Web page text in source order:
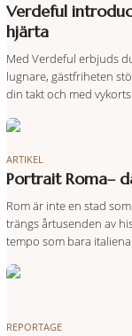
Verdeful
hjärta
Med Verdeful erbjuds
lugnare, gästfriheten
din takt och med
och sagolika landskap –
ARTIKEL
Portrait Roma–
Rom är inte en stad
trängs årtusenden av
tempo som bara
den smått osannolika
REPORTAGE